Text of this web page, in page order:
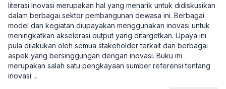
literasi Inovasi merupakan hal yang menarik untuk didiskusikan
dalam berbagai sektor pembangunan dewasa ini. Berbagai
model dan kegiatan diupayakan menggunakan inovasi untuk
meningkatkan akselerasi output yang ditargetkan. Upaya ini
pula dilakukan oleh semua stakeholder terkait dan berbagai
aspek yang bersinggungan dengan inovasi. Buku ini
merupakan salah satu pengkayaan sumber referensi tentang
inovasi ...